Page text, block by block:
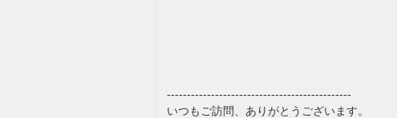
----------------------------------------------
いつもご訪問、ありがとうございます。